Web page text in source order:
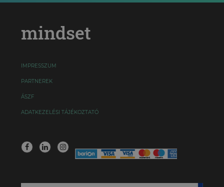
mindset
IMPRESSZUM
PARTNEREK
ÁSZF
ADATKEZELÉSI TÁJÉKOZTATÓ